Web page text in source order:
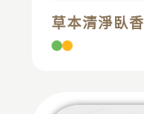
草本清淨臥香